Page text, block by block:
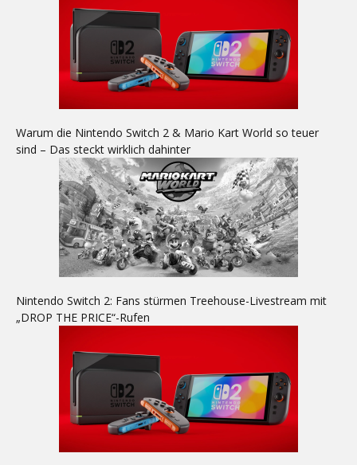
Warum die Nintendo Switch 2 & Mario Kart World so teuer
sind – Das steckt wirklich dahinter
Nintendo Switch 2: Fans stürmen Treehouse-Livestream mit
„DROP THE PRICE“-Rufen